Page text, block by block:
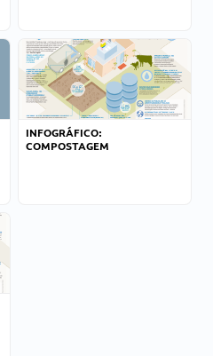
INFOGRÁFICO:
COMPOSTAGEM